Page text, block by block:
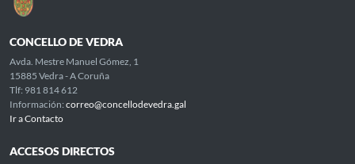
CONCELLO DE VEDRA
Avda. Mestre Manuel Gómez, 1
15885 Vedra - A Coruña
Tlf: 981 814 612
Información: correo@concellodevedra.gal
Ir a Contacto
ACCESOS DIRECTOS